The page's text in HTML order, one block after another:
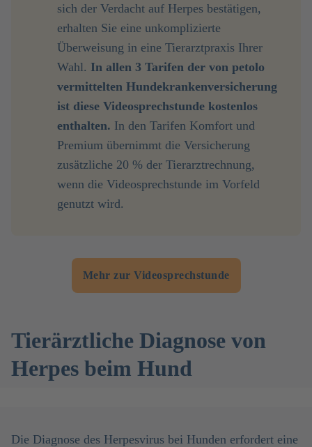
sich der Verdacht auf Herpes bestätigen,
erhalten Sie eine unkomplizierte
Überweisung in eine Tierarztpraxis Ihrer
Wahl. In allen 3 Tarifen der von petolo
vermittelten Hundekrankenversicherung
ist diese Videosprechstunde kostenlos
enthalten. In den Tarifen Komfort und
Premium übernimmt die Versicherung
zusätzliche 20 % der Tierarztrechnung,
wenn die Videosprechstunde im Vorfeld
genutzt wird.
Mehr zur Videosprechstunde
Tierärztliche Diagnose von
Herpes beim Hund
Die Diagnose des Herpesvirus bei Hunden erfordert eine